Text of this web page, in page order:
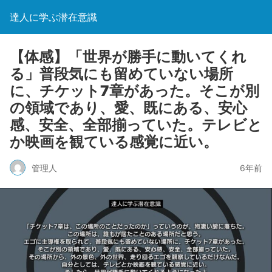
達人に学ぶ潜在意識
【体感】「世界が勝手に動いてくれ
る」普段気にも留めていない場所
に、チケット7章があった。そこが別
の領域であり、愛、既にある、安心
感、安全、全部揃っていた。テレビと
か映画を観ている感覚に近い。
管理人 6年前